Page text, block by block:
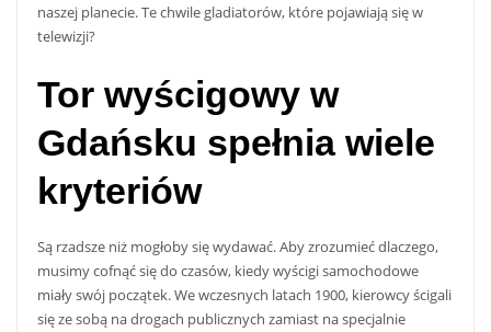
naszej planecie. Te chwile gladiatorów, które pojawiają się w
telewizji?
Tor wyścigowy w
Gdańsku spełnia wiele
kryteriów
Są rzadsze niż mogłoby się wydawać. Aby zrozumieć dlaczego,
musimy cofnąć się do czasów, kiedy wyścigi samochodowe
miały swój początek. We wczesnych latach 1900, kierowcy ścigali
się ze sobą na drogach publicznych zamiast na specjalnie